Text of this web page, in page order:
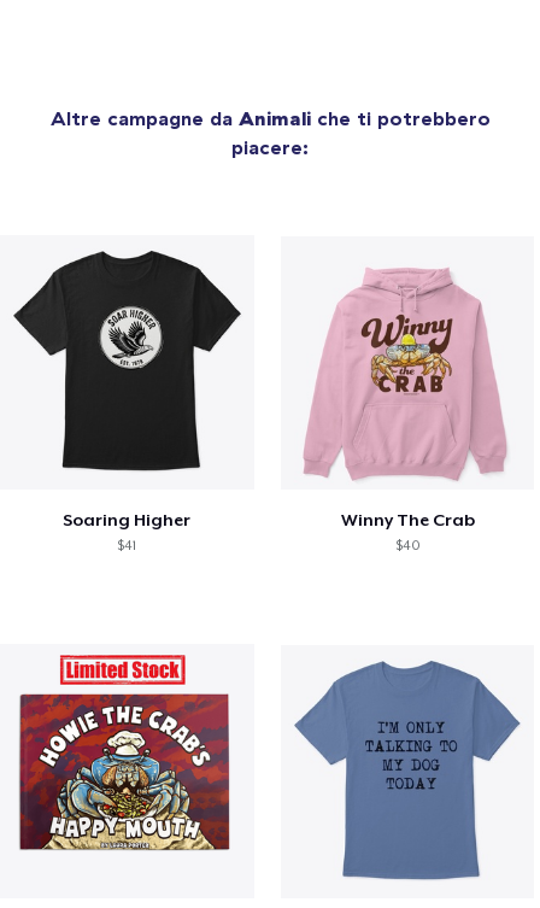
Altre campagne da Animaliche ti potrebbero
piacere:
Soaring Higher
$41
Winny The Crab
$40